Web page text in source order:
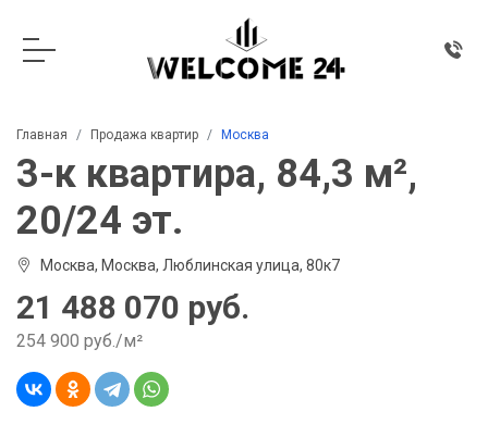
Главная Продажа квартир Москва
3-к квартира, 84,3 м²,
20/24 эт.
Москва, Москва, Люблинская улица, 80к7
21 488 070 руб.
254 900 руб./м²